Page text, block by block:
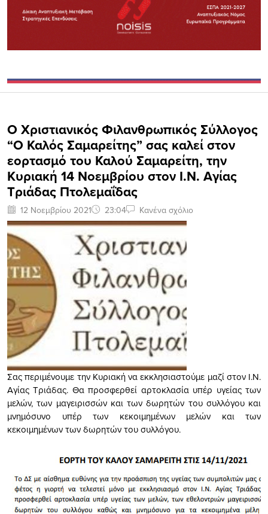
Ο Χριστιανικός Φιλανθρωπικός Σύλλογος
“O Καλός Σαμαρείτης” σας καλεί στον
εορτασμό του Καλού Σαμαρείτη, την
Κυριακή 14 Νοεμβρίου στον Ι.Ν. Αγίας
Τριάδας Πτολεμαΐδας
12 Νοεμβρίου 2021 23:04 Κανένα σχόλιο
Σας περιμένουμε την Κυριακή να εκκλησιαστούμε μαζί στον Ι.Ν.
Αγίας Τριάδας. Θα προσφερθεί αρτοκλασία υπέρ υγείας των
μελών, των μαγειρισσών και των δωρητών του συλλόγου και
μνημόσυνο υπέρ των κεκοιμημένων μελών και των
κεκοιμημένων των δωρητών του συλλόγου.